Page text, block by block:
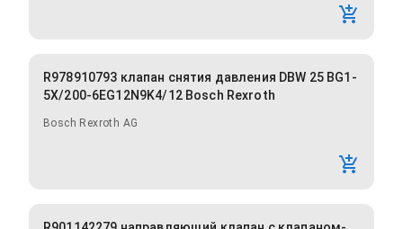
R978910793 клапан снятия давления DBW 25 BG1-
5X/200-6EG12N9K4/12 Bosch Rexroth
Bosch Rexroth AG